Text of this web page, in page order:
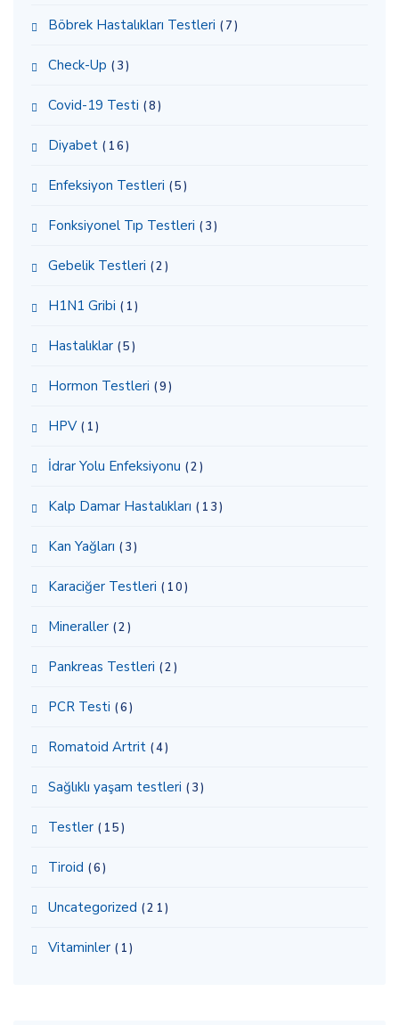
Böbrek Hastalıkları Testleri (7)
Check-Up (3)
Covid-19 Testi (8)
Diyabet (16)
Enfeksiyon Testleri (5)
Fonksiyonel Tıp Testleri (3)
Gebelik Testleri (2)
H1N1 Gribi (1)
Hastalıklar (5)
Hormon Testleri (9)
HPV (1)
İdrar Yolu Enfeksiyonu (2)
Kalp Damar Hastalıkları (13)
Kan Yağları (3)
Karaciğer Testleri (10)
Mineraller (2)
Pankreas Testleri (2)
PCR Testi (6)
Romatoid Artrit (4)
Sağlıklı yaşam testleri (3)
Testler (15)
Tiroid (6)
Uncategorized (21)
Vitaminler (1)